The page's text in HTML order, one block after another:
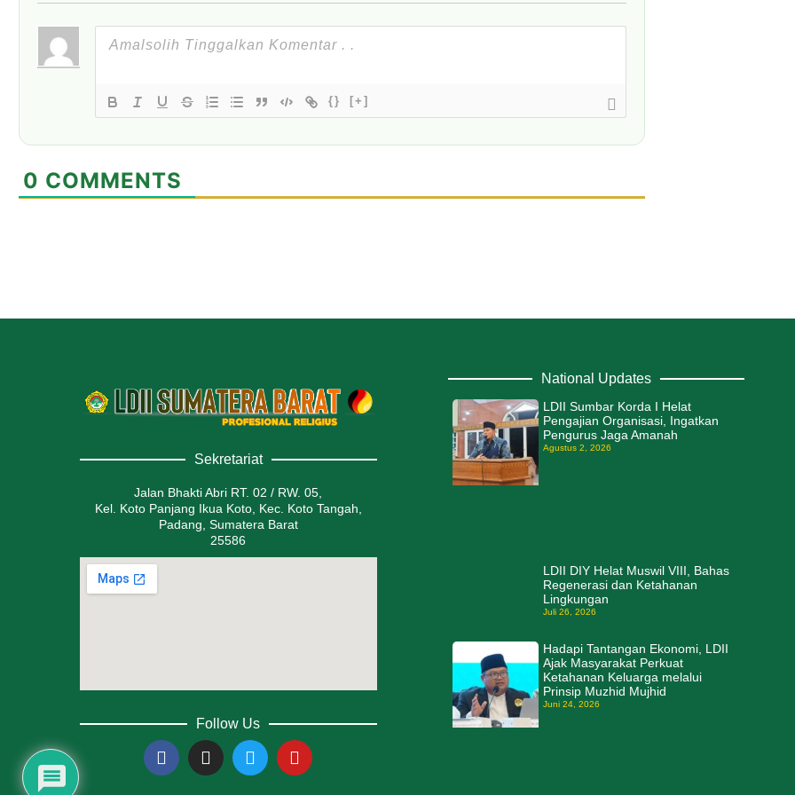
{} [+]
0 COMMENTS
Sekretariat
Jalan Bhakti Abri RT. 02 / RW. 05,
Kel. Koto Panjang Ikua Koto, Kec. Koto Tangah,
Padang, Sumatera Barat
25586
Follow Us
National Updates
LDII Sumbar Korda I Helat
Pengajian Organisasi, Ingatkan
Pengurus Jaga Amanah
Agustus 2, 2026
LDII DIY Helat Muswil VIII, Bahas
Regenerasi dan Ketahanan
Lingkungan
Juli 26, 2026
Hadapi Tantangan Ekonomi, LDII
Ajak Masyarakat Perkuat
Ketahanan Keluarga melalui
Prinsip Muzhid Mujhid
Juni 24, 2026